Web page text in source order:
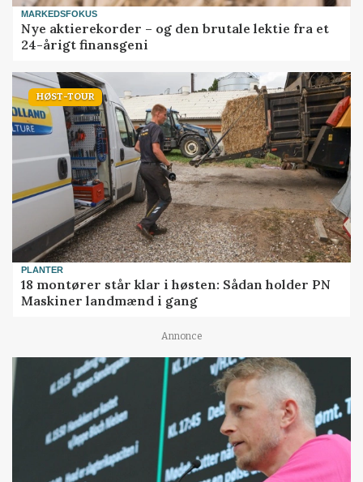
MARKEDSFOKUS
Nye aktierekorder – og den brutale lektie fra et
24-årigt finansgeni
HØST-TOUR
PLANTER
18 montører står klar i høsten: Sådan holder PN
Maskiner landmænd i gang
Annonce